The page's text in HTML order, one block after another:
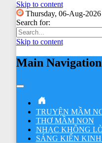
Skip to content
Thursday, 06-Aug-2026
Search for:
Skip to content
Main Navigation
TRUYỆN MẦM
THƠ MẦM NON
NHẠC KHÔNG
SÁNG KIẾN